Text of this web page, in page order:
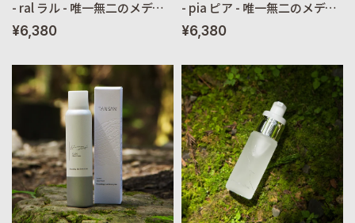
- ral ラル - 唯一無二のメディテーション フレグランス 30ml
¥6,380
- pia ピア - 唯一無二のメディテーション フレグランス 30ml
¥6,380